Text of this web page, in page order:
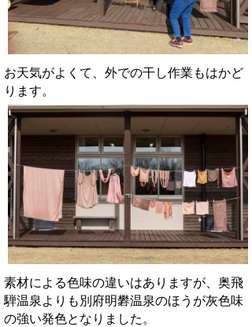
お天気がよくて、外での干し作業もはかど
ります。
素材による色味の違いはありますが、奥飛
騨温泉よりも別府明礬温泉のほうが灰色味
の強い発色となりました。